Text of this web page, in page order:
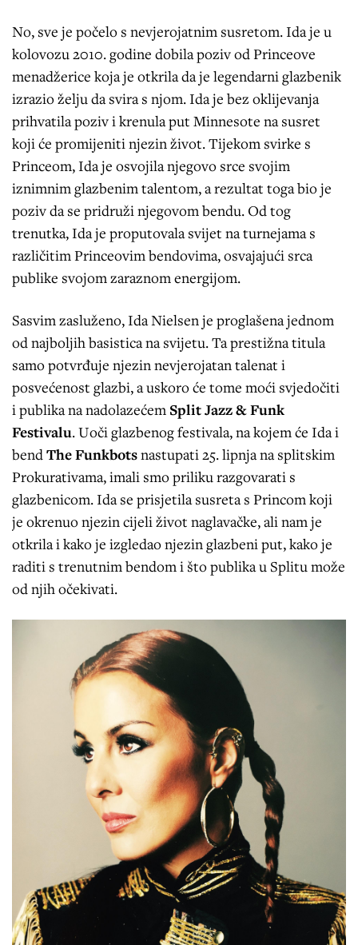
No, sve je počelo s nevjerojatnim susretom. Ida je u
kolovozu 2010. godine dobila poziv od Princeove
menadžerice koja je otkrila da je legendarni glazbenik
izrazio želju da svira s njom. Ida je bez oklijevanja
prihvatila poziv i krenula put Minnesote na susret
koji će promijeniti njezin život. Tijekom svirke s
Princeom, Ida je osvojila njegovo srce svojim
iznimnim glazbenim talentom, a rezultat toga bio je
poziv da se pridruži njegovom bendu. Od tog
trenutka, Ida je proputovala svijet na turnejama s
različitim Princeovim bendovima, osvajajući srca
publike svojom zaraznom energijom.
Sasvim zasluženo, Ida Nielsen je proglašena jednom
od najboljih basistica na svijetu. Ta prestižna titula
samo potvrđuje njezin nevjerojatan talenat i
posvećenost glazbi, a uskoro će tome moći svjedočiti
i publika na nadolazećem Split Jazz & Funk
Festivalu. Uoči glazbenog festivala, na kojem će Ida i
bendThe Funkbotsnastupati 25. lipnja na splitskim
Prokurativama, imali smo priliku razgovarati s
glazbenicom. Ida se prisjetila susreta s Princom koji
je okrenuo njezin cijeli život naglavačke, ali nam je
otkrila i kako je izgledao njezin glazbeni put, kako je
raditi s trenutnim bendom i što publika u Splitu može
od njih očekivati.